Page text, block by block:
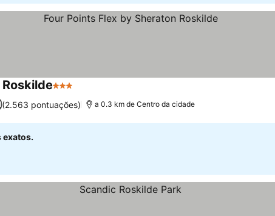
3 Estrelas
(2.563 pontuações) a 0.3 km de Centro da cidade
exatos.